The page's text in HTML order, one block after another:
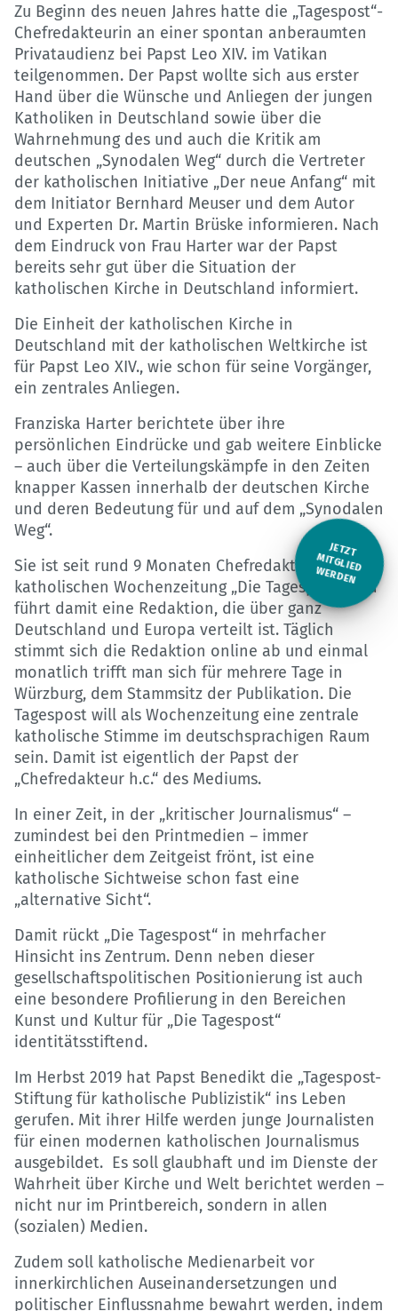
JETZT
M
ITGLIED W
ERDEN
Zu Beginn des neuen Jahres hatte die „Tagespost“-
Chefredakteurin an einer spontan anberaumten
Privataudienz bei Papst Leo XIV. im Vatikan
teilgenommen. Der Papst wollte sich aus erster
Hand über die Wünsche und Anliegen der jungen
Katholiken in Deutschland sowie über die
Wahrnehmung des und auch die Kritik am
deutschen „Synodalen Weg“ durch die Vertreter
der katholischen Initiative „Der neue Anfang“ mit
dem Initiator Bernhard Meuser und dem Autor
und Experten Dr. Martin Brüske informieren. Nach
dem Eindruck von Frau Harter war der Papst
bereits sehr gut über die Situation der
katholischen Kirche in Deutschland informiert.
Die Einheit der katholischen Kirche in
Deutschland mit der katholischen Weltkirche ist
für Papst Leo XIV., wie schon für seine Vorgänger,
ein zentrales Anliegen.
Franziska Harter berichtete über ihre
persönlichen Eindrücke und gab weitere Einblicke
– auch über die Verteilungskämpfe in den Zeiten
knapper Kassen innerhalb der deutschen Kirche
und deren Bedeutung für und auf dem „Synodalen
Weg“.
Sie ist seit rund 9 Monaten Chefredakteurin der
katholischen Wochenzeitung „Die Tagespost“ und
führt damit eine Redaktion, die über ganz
Deutschland und Europa verteilt ist. Täglich
stimmt sich die Redaktion online ab und einmal
monatlich trifft man sich für mehrere Tage in
Würzburg, dem Stammsitz der Publikation. Die
Tagespost will als Wochenzeitung eine zentrale
katholische Stimme im deutschsprachigen Raum
sein. Damit ist eigentlich der Papst der
„Chefredakteur h.c.“ des Mediums.
In einer Zeit, in der „kritischer Journalismus“ –
zumindest bei den Printmedien – immer
einheitlicher dem Zeitgeist frönt, ist eine
katholische Sichtweise schon fast eine
„alternative Sicht“.
Damit rückt „Die Tagespost“ in mehrfacher
Hinsicht ins Zentrum. Denn neben dieser
gesellschaftspolitischen Positionierung ist auch
eine besondere Profilierung in den Bereichen
Kunst und Kultur für „Die Tagespost“
identitätsstiftend.
Im Herbst 2019 hat Papst Benedikt die „Tagespost-
Stiftung für katholische Publizistik“ ins Leben
gerufen. Mit ihrer Hilfe werden junge Journalisten
für einen modernen katholischen Journalismus
ausgebildet. Es soll glaubhaft und im Dienste der
Wahrheit über Kirche und Welt berichtet werden –
nicht nur im Printbereich, sondern in allen
(sozialen) Medien.
Zudem soll katholische Medienarbeit vor
innerkirchlichen Auseinandersetzungen und
politischer Einflussnahme bewahrt werden, indem